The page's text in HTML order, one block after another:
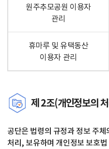
원주추모공원 이용자
관리
휴마루 및 유택동산
이용자 관리
제 2조(개인정보의
공단은 법령의 규정과 정보 주
처리, 보유하며 개인정보 보호